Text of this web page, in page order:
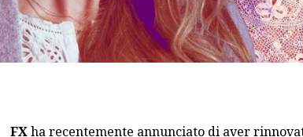
FXha recentemente annunciato di aver